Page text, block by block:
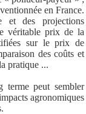
en France.
et des projections
véritable prix de la
sur le prix de
des coûts et
pratique ...
terme peut sembler
agronomiques